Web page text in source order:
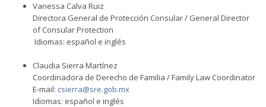
Vanessa Calva Ruiz
Directora General de Protección Consular / General Director
of Consular Protection
Idiomas: español e inglés
Claudia Sierra Martínez
Coordinadora de Derecho de Familia / Family Law Coordinator
E-mail: csierra@sre.gob.mx
Idiomas: español e inglés